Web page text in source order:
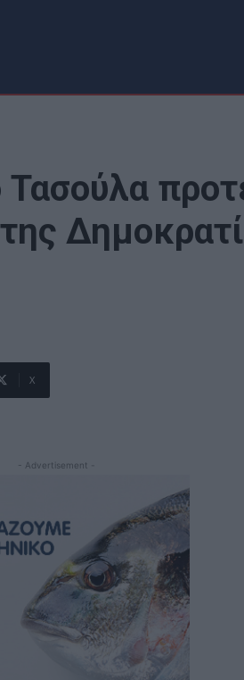
X
- Advertisement -